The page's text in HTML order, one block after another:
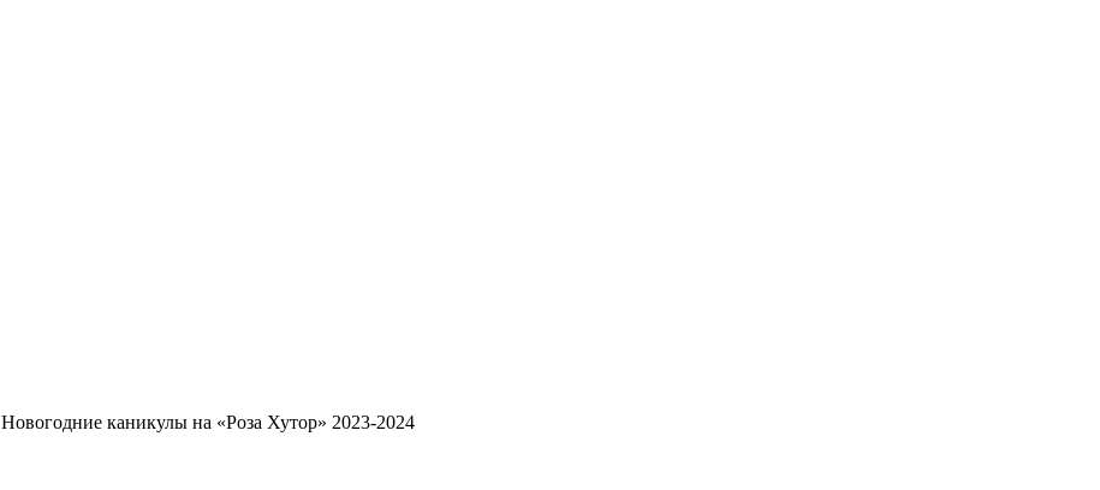
Новогодние каникулы на «Роза Хутор» 2023-2024